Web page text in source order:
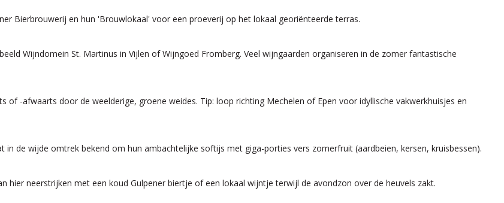
Bierbrouwerij en hun 'Brouwlokaal' voor een proeverij op het lokaal georiënteerde terras.
Wijndomein St. Martinus in Vijlen of Wijngoed Fromberg. Veel wijngaarden organiseren in de zomer fantastische
-afwaarts door de weelderige, groene weides. Tip: loop richting Mechelen of Epen voor idyllische vakwerkhuisjes en
de wijde omtrek bekend om hun ambachtelijke softijs met giga-porties vers zomerfruit (aardbeien, kersen, kruisbessen).
hier neerstrijken met een koud Gulpener biertje of een lokaal wijntje terwijl de avondzon over de heuvels zakt.